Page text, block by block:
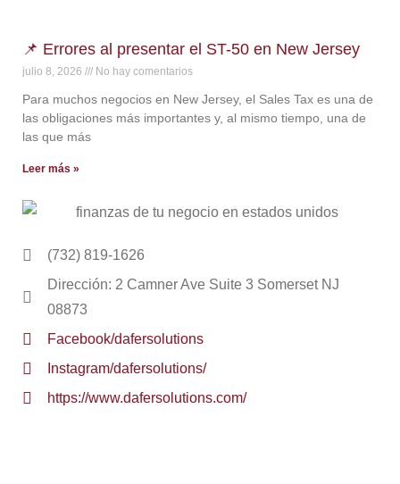
📌 Errores al presentar el ST-50 en New Jersey
julio 8, 2026 No hay comentarios
Para muchos negocios en New Jersey, el Sales Tax es una de
las obligaciones más importantes y, al mismo tiempo, una de
las que más
Leer más »
(732) 819-1626
Dirección: 2 Camner Ave Suite 3 Somerset NJ
08873
Facebook/dafersolutions
Instagram/dafersolutions/
https://www.dafersolutions.com/